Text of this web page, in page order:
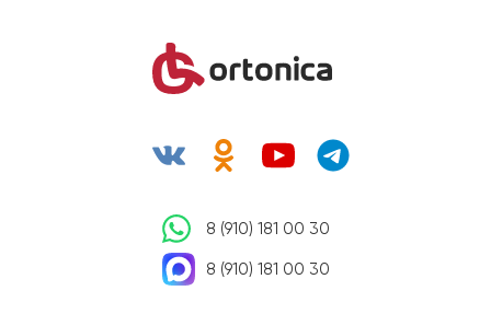
8 (910) 181 00 30
8 (910) 181 00 30